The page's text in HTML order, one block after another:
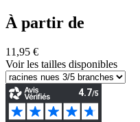
À partir de
11,95 €
Voir les tailles disponibles